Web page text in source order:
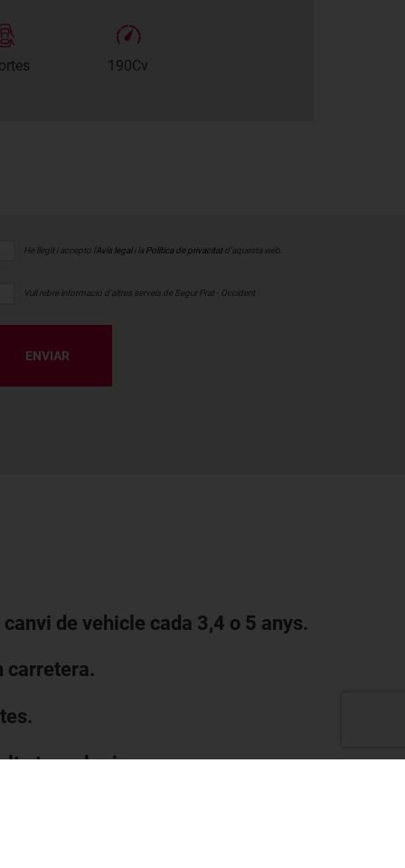
190Cv
He llegit i accepto l'Avís legali la Política de privacitat d'aquesta web.
Vull rebre informació d'altres serveis de Segur Prat - Occident
ENVIAR
de vehicle cada 3,4 o 5 anys.
carretera.
tecnologia.